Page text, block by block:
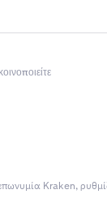
Kraken,